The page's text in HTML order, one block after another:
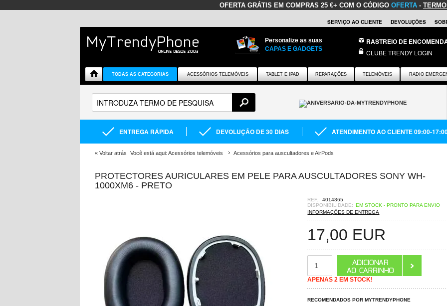
OFERTA GRÁTIS EM COMPRAS 25 €+ COM O CÓDIGO OFERTA -
SERVIÇO AO CLIENTE DEVOLUÇÕES
Personalize as suas
CAPAS E GADGETS
RASTREIO DE
CLUBE TRENDY LOGIN
TODAS AS CATEGORIAS ACESSÓRIOS TELEMÓVEIS TABLET E IPAD REPARAÇÕES TELEMÓVEIS RADIO
ENTREGA RÁPIDA DEVOLUÇÃO DE 30 DIAS ATENDIMENTO AO CLIENTE 09:00-
« Voltar atrás Você está aqui: Acessórios telemóveis Acessórios para auscultadores e AirPods
PROTECTORES AURICULARES EM PELE PARA AUSCULTADORES SONY WH-
1000XM6 - PRETO
REF.: 4014865
DISPONIBILIDADE: EM STOCK - PRONTO PARA ENVIO
INFORMAÇÕES DE ENTREGA
17,00 EUR
APENAS 2 EM STOCK!
RECOMENDADOS POR MYTRENDYPHONE